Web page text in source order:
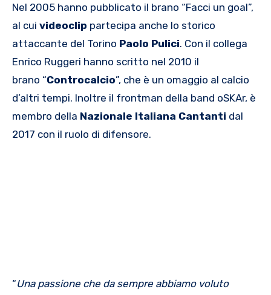
Nel 2005 hanno pubblicato il brano “Facci un goal”,
al cui videoclip partecipa anche lo storico
attaccante del Torino Paolo Pulici. Con il collega
Enrico Ruggeri hanno scritto nel 2010 il
brano “Controcalcio”, che è un omaggio al calcio
d’altri tempi. Inoltre il frontman della band oSKAr, è
membro della Nazionale Italiana Cantanti dal
2017 con il ruolo di difensore.
“Una passione che da sempre abbiamo voluto